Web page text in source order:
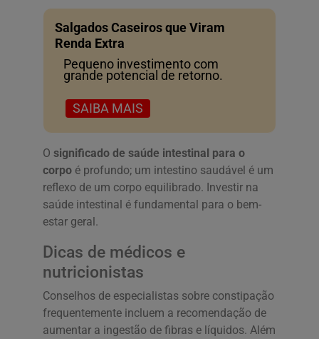
Salgados Caseiros que Viram
Renda Extra
Pequeno investimento com
grande potencial de retorno.
SAIBA MAIS
O significado de saúde intestinal para o
corpo é profundo; um intestino saudável é um
reflexo de um corpo equilibrado. Investir na
saúde intestinal é fundamental para o bem-
estar geral.
Dicas de médicos e
nutricionistas
Conselhos de especialistas sobre constipação
frequentemente incluem a recomendação de
aumentar a ingestão de fibras e líquidos. Além